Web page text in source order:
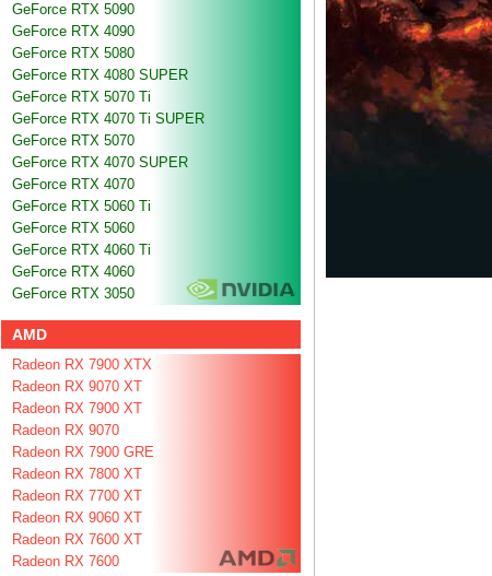
GeForce RTX 5090
GeForce RTX 4090
GeForce RTX 5080
GeForce RTX 4080 SUPER
GeForce RTX 5070 Ti
GeForce RTX 4070 Ti SUPER
GeForce RTX 5070
GeForce RTX 4070 SUPER
GeForce RTX 4070
GeForce RTX 5060 Ti
GeForce RTX 5060
GeForce RTX 4060 Ti
GeForce RTX 4060
GeForce RTX 3050
AMD
Radeon RX 7900 XTX
Radeon RX 9070 XT
Radeon RX 7900 XT
Radeon RX 9070
Radeon RX 7900 GRE
Radeon RX 7800 XT
Radeon RX 7700 XT
Radeon RX 9060 XT
Radeon RX 7600 XT
Radeon RX 7600